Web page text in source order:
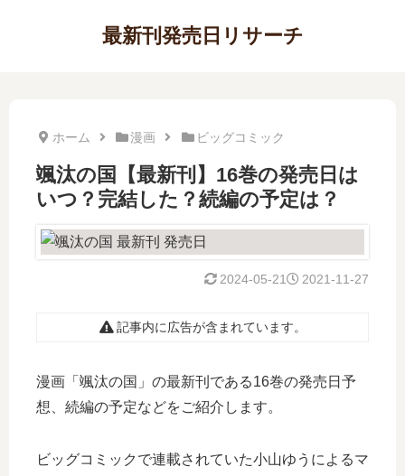
最新刊発売日リサーチ
ホーム 漫画 ビッグコミック
颯汰の国【最新刊】16巻の発売日は
いつ？完結した？続編の予定は？
2021-11-27
2024-05-21
記事内に広告が含まれています。
漫画「颯汰の国」の最新刊である16巻の発売日予
想、続編の予定などをご紹介します。
ビッグコミックで連載されていた小山ゆうによるマ